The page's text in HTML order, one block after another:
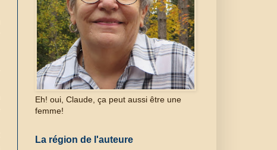
Eh! oui, Claude, ça peut aussi être une
femme!
La région de l'auteure